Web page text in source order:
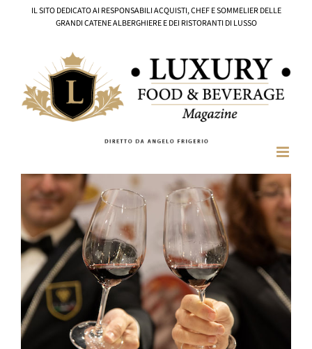
IL SITO DEDICATO AI RESPONSABILI ACQUISTI, CHEF E SOMMELIER DELLE
GRANDI CATENE ALBERGHIERE E DEI RISTORANTI DI LUSSO
Ingrandisci
immagine